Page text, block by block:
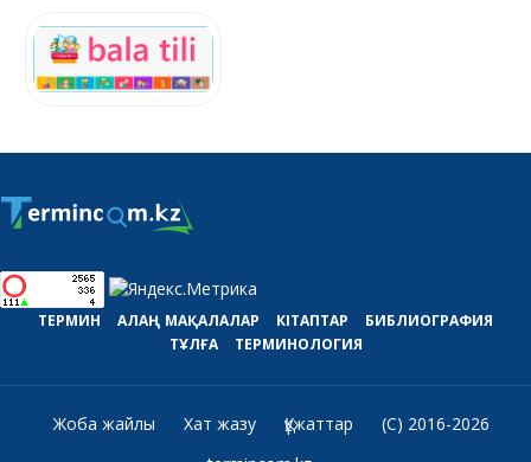
ТЕРМИН АЛАҢ МАҚАЛАЛАР КІТАПТАР
БИБЛИОГРАФИЯ
ТҰЛҒА
ТЕРМИНОЛОГИЯ
Жоба жайлы Хат жазу Құжаттар
(C) 2016-2026